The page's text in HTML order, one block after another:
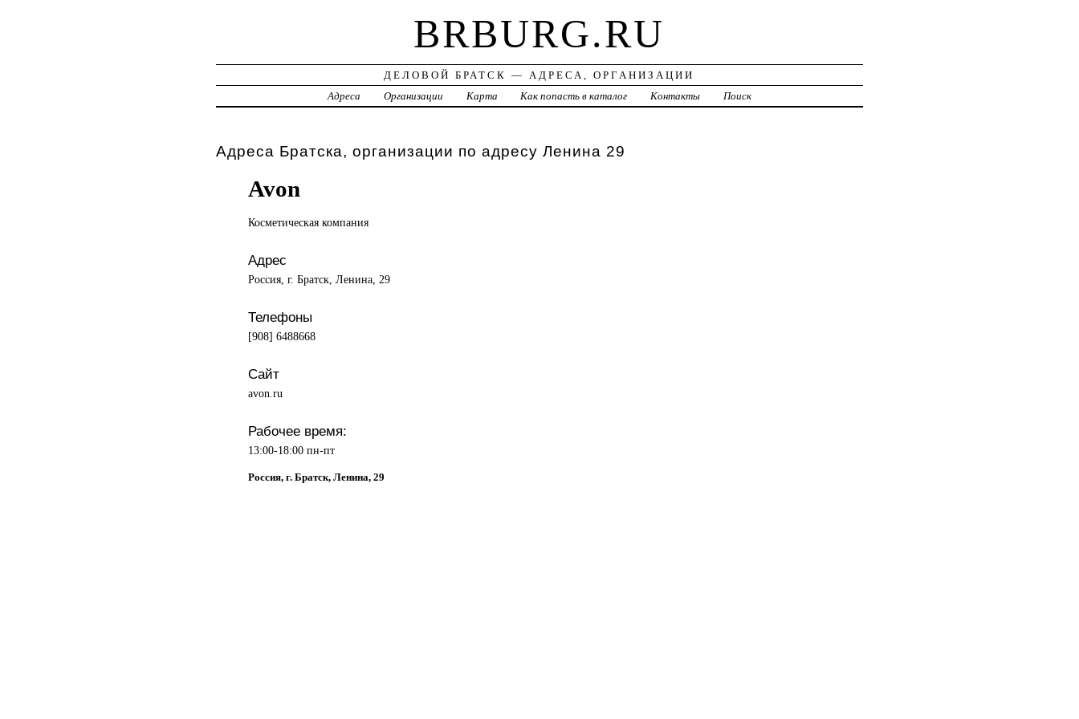
BRBURG.RU
ДЕЛОВОЙ БРАТСК — АДРЕСА, ОРГАНИЗАЦИИ
Адреса
Организации Карта Как попасть в каталог Контакты Поиск
Адреса Братска, организации по адресу Ленина 29
Avon
Косметическая компания
Адрес
Россия, г. Братск, Ленина, 29
Телефоны
[908] 6488668
Сайт
avon.ru
Рабочее время:
13:00-18:00 пн-пт
Россия, г. Братск, Ленина, 29